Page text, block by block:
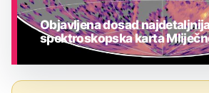
Objavljena dosad
spektroskopska karta